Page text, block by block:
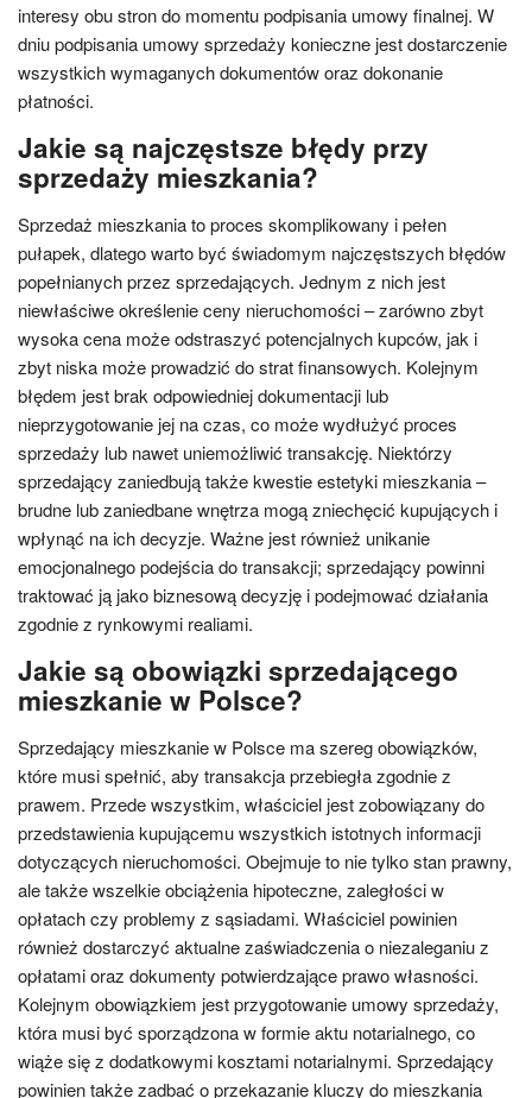
interesy obu stron do momentu podpisania umowy finalnej. W
dniu podpisania umowy sprzedaży konieczne jest dostarczenie
wszystkich wymaganych dokumentów oraz dokonanie
płatności.
Jakie są najczęstsze błędy przy
sprzedaży mieszkania?
Sprzedaż mieszkania to proces skomplikowany i pełen
pułapek, dlatego warto być świadomym najczęstszych błędów
popełnianych przez sprzedających. Jednym z nich jest
niewłaściwe określenie ceny nieruchomości – zarówno zbyt
wysoka cena może odstraszyć potencjalnych kupców, jak i
zbyt niska może prowadzić do strat finansowych. Kolejnym
błędem jest brak odpowiedniej dokumentacji lub
nieprzygotowanie jej na czas, co może wydłużyć proces
sprzedaży lub nawet uniemożliwić transakcję. Niektórzy
sprzedający zaniedbują także kwestie estetyki mieszkania –
brudne lub zaniedbane wnętrza mogą zniechęcić kupujących i
wpłynąć na ich decyzje. Ważne jest również unikanie
emocjonalnego podejścia do transakcji; sprzedający powinni
traktować ją jako biznesową decyzję i podejmować działania
zgodnie z rynkowymi realiami.
Jakie są obowiązki sprzedającego
mieszkanie w Polsce?
Sprzedający mieszkanie w Polsce ma szereg obowiązków,
które musi spełnić, aby transakcja przebiegła zgodnie z
prawem. Przede wszystkim, właściciel jest zobowiązany do
przedstawienia kupującemu wszystkich istotnych informacji
dotyczących nieruchomości. Obejmuje to nie tylko stan prawny,
ale także wszelkie obciążenia hipoteczne, zaległości w
opłatach czy problemy z sąsiadami. Właściciel powinien
również dostarczyć aktualne zaświadczenia o niezaleganiu z
opłatami oraz dokumenty potwierdzające prawo własności.
Kolejnym obowiązkiem jest przygotowanie umowy sprzedaży,
która musi być sporządzona w formie aktu notarialnego, co
wiąże się z dodatkowymi kosztami notarialnymi. Sprzedający
powinien także zadbać o przekazanie kluczy do mieszkania